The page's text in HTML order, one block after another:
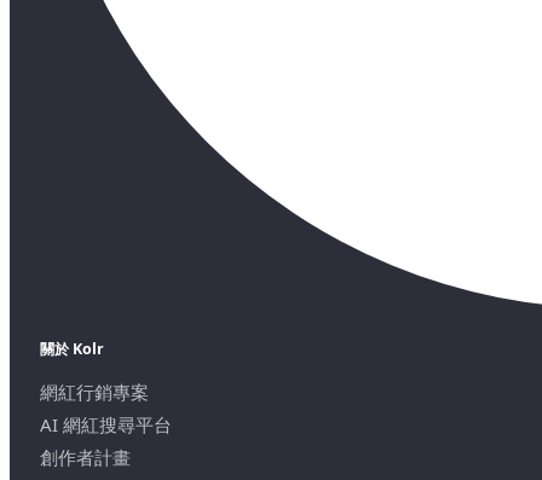
關於 Kolr
網紅行銷專案
AI 網紅搜尋平台
創作者計畫